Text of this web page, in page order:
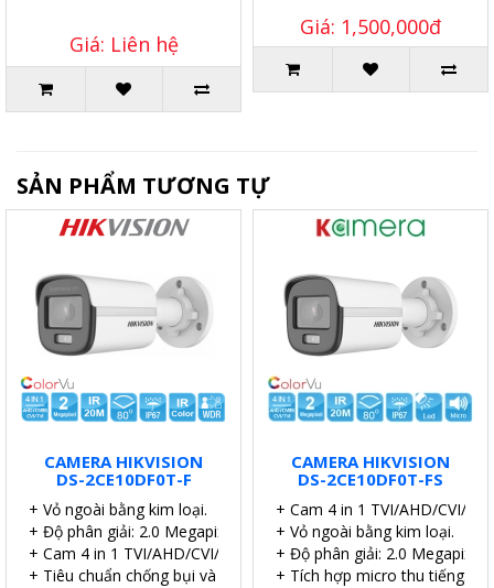
Giá: Liên hệ
Giá: 1,500,000đ
SẢN PHẨM TƯƠNG TỰ
CAMERA HIKVISION
DS-2CE10DF0T-F
+ Vỏ ngoài bằng kim loại.
+ Độ phân giải: 2.0 Megapixel.
+ Cam 4 in 1 TVI/AHD/CVI/CVBS.
+ Tiêu chuẩn chống bụi và nước: IP67.
CAMERA HIKVISION
DS-2CE10DF0T-FS
+ Cam 4 in 1 TVI/AHD/CVI/
+ Vỏ ngoài bằng kim loại.
+ Độ phân giải: 2.0 Megapixel.
+ Tích hợp micro thu tiếng.